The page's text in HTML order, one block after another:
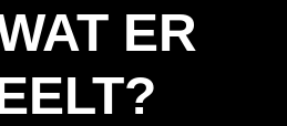
ER